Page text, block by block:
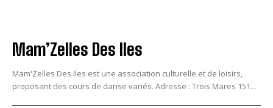
Mam’Zelles Des Iles
Mam'Zelles Des Iles est une association culturelle et de loisirs,
proposant des cours de danse variés. Adresse : Trois Mares 151...